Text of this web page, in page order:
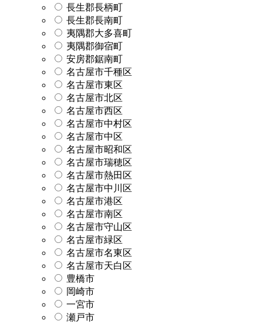
長生郡長柄町
長生郡長南町
夷隅郡大多喜町
夷隅郡御宿町
安房郡鋸南町
名古屋市千種区
名古屋市東区
名古屋市北区
名古屋市西区
名古屋市中村区
名古屋市中区
名古屋市昭和区
名古屋市瑞穂区
名古屋市熱田区
名古屋市中川区
名古屋市港区
名古屋市南区
名古屋市守山区
名古屋市緑区
名古屋市名東区
名古屋市天白区
豊橋市
岡崎市
一宮市
瀬戸市